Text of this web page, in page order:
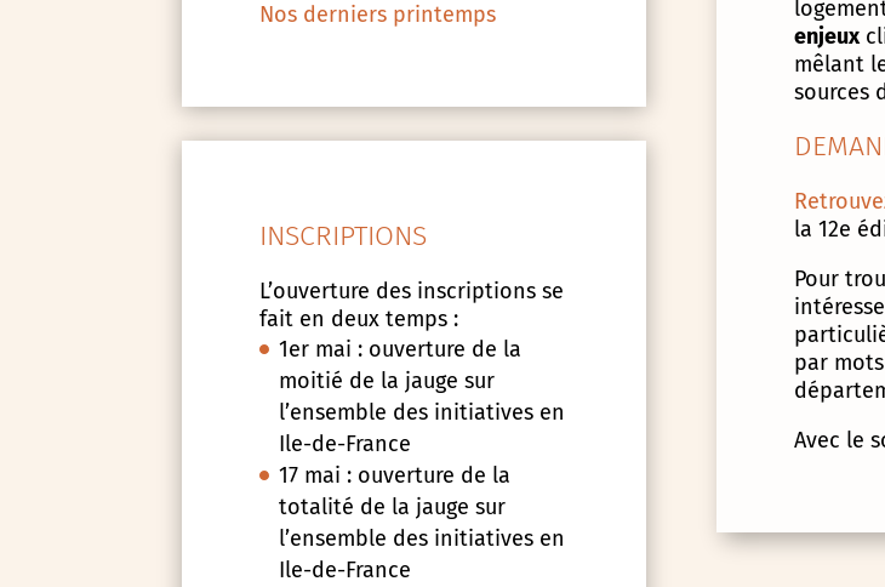
Nos derniers printemps
INSCRIPTIONS
L’ouverture des inscriptions se
fait en deux temps :
1er mai : ouverture de la
moitié de la jauge sur
l’ensemble des initiatives en
Ile-de-France
17 mai : ouverture de la
totalité de la jauge sur
l’ensemble des initiatives en
Ile-de-France
enjeux
mêlant
sources
la 12e
Pour
par
Avec le